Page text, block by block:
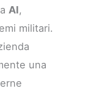
AI,
militari.
una